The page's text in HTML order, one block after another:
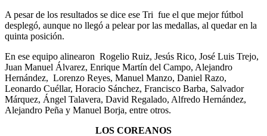
A pesar de los resultados se dice ese Tri fue el que mejor fútbol
desplegó, aunque no llegó a pelear por las medallas, al quedar en la
quinta posición.
En ese equipo alinearon Rogelio Ruiz, Jesús Rico, José Luis Trejo,
Juan Manuel Álvarez, Enrique Martín del Campo, Alejandro
Hernández, Lorenzo Reyes, Manuel Manzo, Daniel Razo,
Leonardo Cuéllar, Horacio Sánchez, Francisco Barba, Salvador
Márquez, Ángel Talavera, David Regalado, Alfredo Hernández,
Alejandro Peña y Manuel Borja, entre otros.
LOS COREANOS